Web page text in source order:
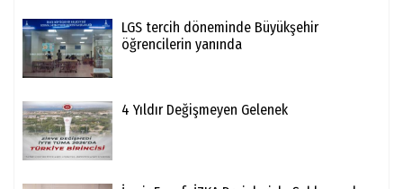
LGS tercih döneminde Büyükşehir
öğrencilerin yanında
4 Yıldır Değişmeyen Gelenek